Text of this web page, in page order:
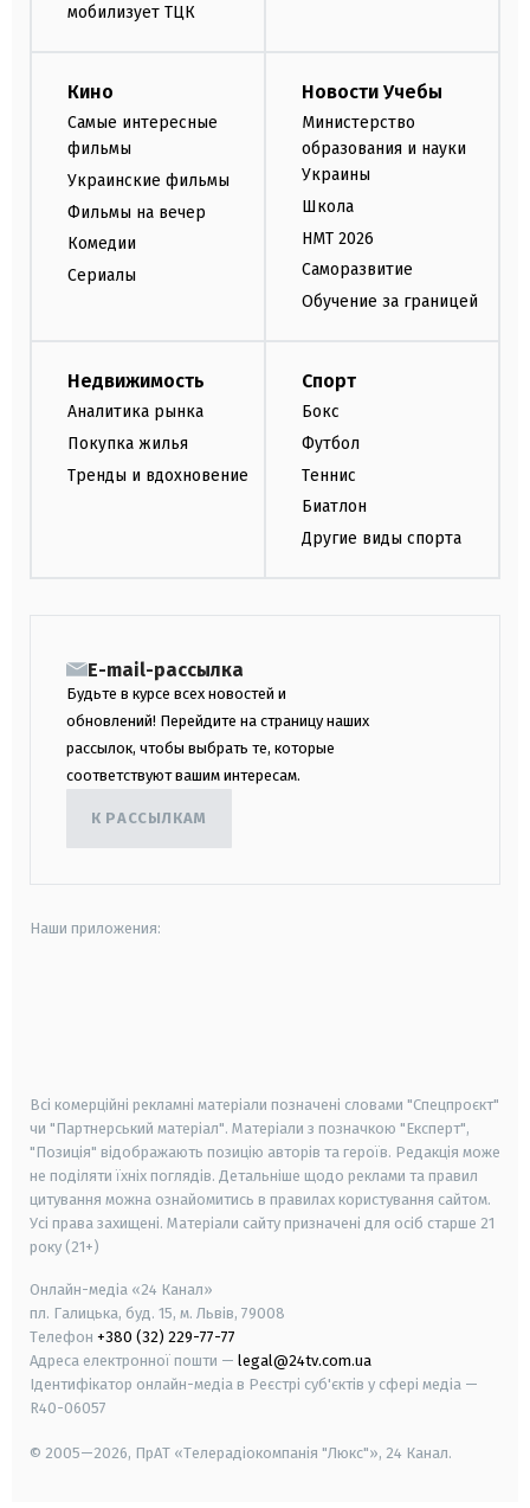
мобилизует ТЦК
Кино
Самые интересные
фильмы
Украинские фильмы
Фильмы на вечер
Комедии
Сериалы
Новости Учебы
Министерство
образования и науки
Украины
Школа
НМТ 2026
Саморазвитие
Обучение за границей
Недвижимость
Аналитика рынка
Покупка жилья
Тренды и вдохновение
Спорт
Бокс
Футбол
Теннис
Биатлон
Другие виды спорта
E-mail-рассылка
Будьте в курсе всех новостей и
обновлений! Перейдите на страницу наших
рассылок, чтобы выбрать те, которые
соответствуют вашим интересам.
К РАССЫЛКАМ
Наши приложения:
Всі комерційні рекламні матеріали позначені словами "Спецпроєкт"
чи "Партнерський матеріал". Матеріали з позначкою "Експерт",
"Позиція" відображають позицію авторів та героїв. Редакція може
не поділяти їхніх поглядів. Детальніше щодо реклами та правил
цитування можна ознайомитись в правилах користування сайтом.
Усі права захищені. Матеріали сайту призначені для осіб старше 21
року (21+)
Онлайн-медіа «24 Канал»
пл. Галицька, буд. 15, м. Львів, 79008
Телефон +380 (32) 229-77-77
Адреса електронної пошти — legal@24tv.com.ua
Ідентифікатор онлайн-медіа в Реєстрі суб'єктів у сфері медіа —
R40-06057
© 2005—2026, ПрАТ «Телерадіокомпанія "Люкс"», 24 Канал.